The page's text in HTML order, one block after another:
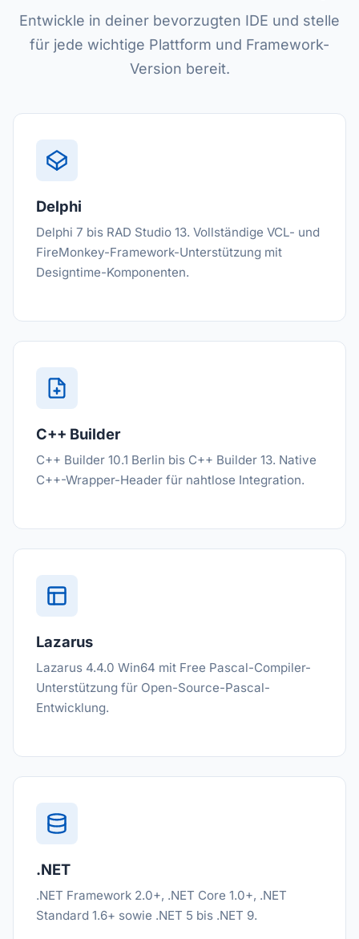
Entwickle in deiner bevorzugten IDE und stelle
für jede wichtige Plattform und Framework-
Version bereit.
Delphi
Delphi 7 bis RAD Studio 13. Vollständige VCL- und
FireMonkey-Framework-Unterstützung mit
Designtime-Komponenten.
C++ Builder
C++ Builder 10.1 Berlin bis C++ Builder 13. Native
C++-Wrapper-Header für nahtlose Integration.
Lazarus
Lazarus 4.4.0 Win64 mit Free Pascal-Compiler-
Unterstützung für Open-Source-Pascal-
Entwicklung.
.NET
.NET Framework 2.0+, .NET Core 1.0+, .NET
Standard 1.6+ sowie .NET 5 bis .NET 9.